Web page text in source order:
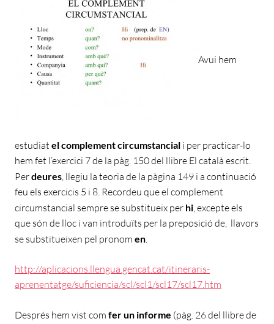
Avui hem
estudiat el complement circumstancial i per practicar-lo
hem fet l’exercici 7 de la pàg. 150 del llibre El català escrit.
Perdeures , llegiu la teoria de la pàgina 149 i a continuació
feu els exercicis 5 i 8. Recordeu que el complement
circumstancial sempre se substitueix per hi , excepte els
que són de lloc i van introduïts per la preposició de, llavors
se substitueixen pel pronom en
http://aplicacions.llengua.gencat.cat/itineraris-
aprenentatge/suficiencia/scl/scl1/scl17/scl17.htm
Després hem vist com fer un informe (pàg. 26 del llibre de